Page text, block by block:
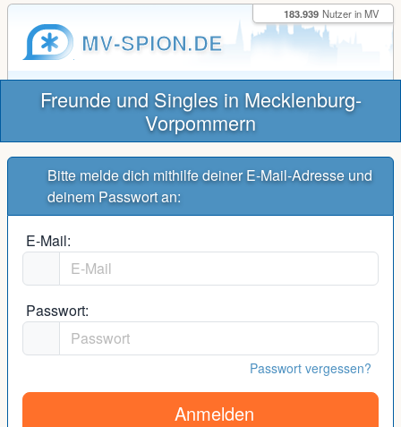
MV-SPION.DE
183.939 Nutzer in MV
Freunde und Singles in Mecklenburg-
Vorpommern
Bitte melde dich mithilfe deiner E-Mail-Adresse und
deinem Passwort an:
E-Mail:
Passwort:
Passwort vergessen?
Anmelden